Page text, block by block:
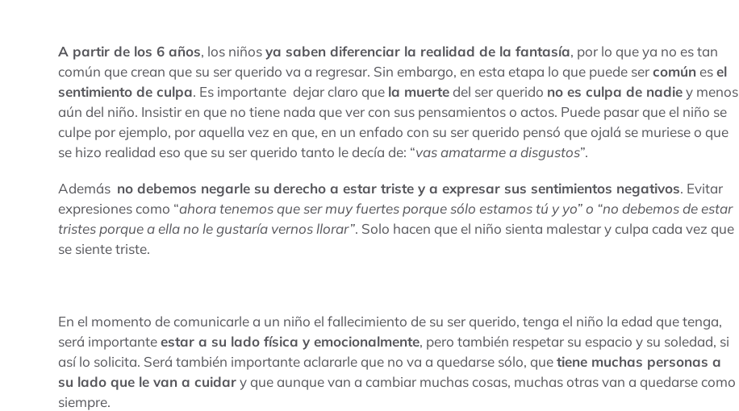
A partir de los 6 años, los niñosya saben diferenciar la realidad de la fantasía, por lo que ya no es tan
común que crean que su ser querido va a regresar. Sin embargo, en esta etapa lo que puede sercomúnesel
sentimiento de culpa. Es importante dejar claro que la muertedel ser querido no es culpa de nadiey menos
aún del niño. Insistir en que no tiene nada que ver con sus pensamientos o actos. Puede pasar que el niño se
culpe por ejemplo, por aquella vez en que, en un enfado con su ser querido pensó que ojalá se muriese o que
se hizo realidad eso que su ser querido tanto le decía de: “vas amatarme a disgustos”.
Además no debemos negarle su derecho a estar triste y a expresar sus sentimientos negativos. Evitar
expresiones como “ahora tenemos que ser muy fuertes porque sólo estamos tú y yo” o “no debemos de estar
tristes porque a ella no le gustaría vernos llorar”. Solo hacen que el niño sienta malestar y culpa cada vez que
se siente triste.
En el momento de comunicarle a un niño el fallecimiento de su ser querido, tenga el niño la edad que tenga,
será importanteestar a su lado física y emocionalmente, pero también respetar su espacio y su soledad, si
así lo solicita. Será también importante aclararle que no va a quedarse sólo, quetiene muchas personas a
su lado que le van a cuidary que aunque van a cambiar muchas cosas, muchas otras van a quedarse como
siempre.